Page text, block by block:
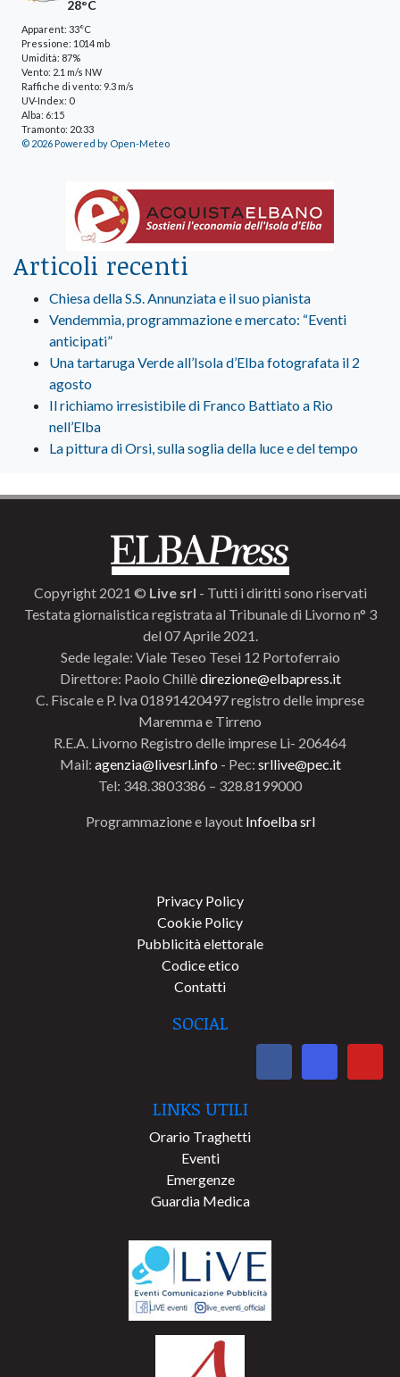
28°C
Apparent: 33°C
Pressione: 1014 mb
Umidità: 87%
Vento: 2.1 m/s NW
Raffiche di vento: 9.3 m/s
UV-Index: 0
Alba: 6:15
Tramonto: 20:33
© 2026 Powered by Open-Meteo
Articoli recenti
Chiesa della S.S. Annunziata e il suo pianista
Vendemmia, programmazione e mercato: “Eventi
anticipati”
Una tartaruga Verde all’Isola d’Elba fotografata il 2
agosto
Il richiamo irresistibile di Franco Battiato a Rio
nell’Elba
La pittura di Orsi, sulla soglia della luce e del tempo
Copyright 2021 © Live srl - Tutti i diritti sono riservati
Testata giornalistica registrata al Tribunale di Livorno n° 3
del 07 Aprile 2021.
Sede legale: Viale Teseo Tesei 12 Portoferraio
Direttore: Paolo Chillèdirezione@elbapress.it
C. Fiscale e P. Iva 01891420497 registro delle imprese
Maremma e Tirreno
R.E.A. Livorno Registro delle imprese Li- 206464
Mail: agenzia@livesrl.info - Pec: srllive@pec.it
Tel: 348.3803386 – 328.8199000
Programmazione e layout Infoelba srl
Privacy Policy
Cookie Policy
Pubblicità elettorale
Codice etico
Contatti
SOCIAL
LINKS UTILI
Orario Traghetti
Eventi
Emergenze
Guardia Medica